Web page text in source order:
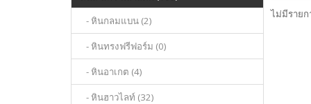
- หินกลมแบน (2)
- หินทรงฟรีฟอร์ม (0)
- หินอาเกต (4)
- หินฮาวไลท์ (32)
ไม่มีราย